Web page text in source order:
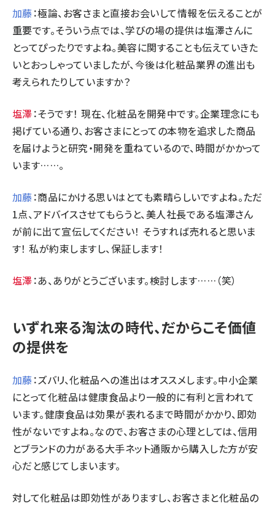
加藤：極論、お客さまと直接お会いして情報を伝えることが
重要です。そういう点では、学びの場の提供は塩澤さんに
とってぴったりですよね。美容に関することも伝えていきた
いとおっしゃっていましたが、今後は化粧品業界の進出も
考えられたりしていますか？
塩澤：そうです！ 現在、化粧品を開発中です。企業理念にも
掲げている通り、お客さまにとっての本物を追求した商品
を届けようと研究・開発を重ねているので、時間がかかって
います……。
加藤：商品にかける思いはとても素晴らしいですよね。ただ
1点、アドバイスさせてもらうと、美人社長である塩澤さん
が前に出て宣伝してください！ そうすれば売れると思いま
す！ 私が約束しますし、保証します！
塩澤：あ、ありがとうございます。検討します……（笑）
いずれ来る淘汰の時代、だからこそ価値
の提供を
加藤：ズバリ、化粧品への進出はオススメします。中小企業
にとって化粧品は健康食品より一般的に有利と言われて
います。健康食品は効果が表れるまで時間がかかり、即効
性がないですよね。なので、お客さまの心理としては、信用
とブランドの力がある大手ネット通販から購入した方が安
心だと感じてしまいます。
対して化粧品は即効性がありますし、お客さまと化粧品の